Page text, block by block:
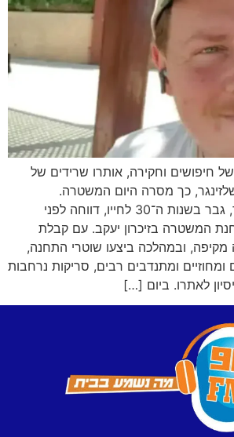
חיפושים וחקירה, אותרו שרידים של
כך מסרה היום המשטרה.
היעלמותו של שלזינגר, גבר בשנות ה־30 לחייו, דווחה לפני
המשטרה בזיכרון יעקב. עם קבלת
מקיפה, ובמהלכה ביצעו שוטרי התחנה,
ומחוזיים ומתנדבים רבים, סריקות נרחבות
לאתרו. ביום […]